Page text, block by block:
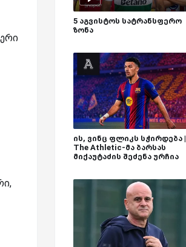
5 აგვისტოს სატრანსფერო
ზონა
ის, ვინც ფლიკს სჭირდება |
The Athletic-მა ბარსას
მიქაუტაძის შეძენა ურჩია